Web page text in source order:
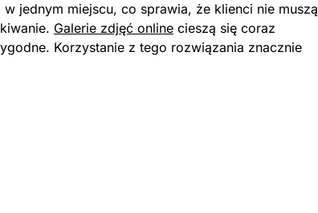
jednym miejscu, co sprawia, że klienci nie muszą
Galerie zdjęć online cieszą się coraz
Korzystanie z tego rozwiązania znacznie